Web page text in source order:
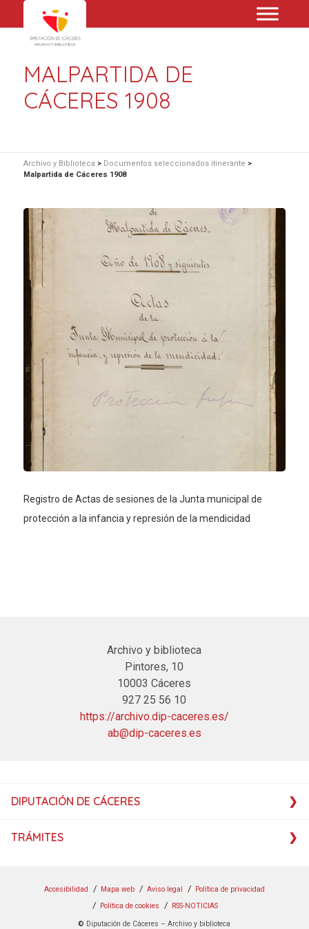
MALPARTIDA DE
CÁCERES 1908
Archivo y Biblioteca > Documentos seleccionados itinerante >
Malpartida de Cáceres 1908
Registro de Actas de sesiones de la Junta municipal de
protección a la infancia y represión de la mendicidad
Archivo y biblioteca
Pintores, 10
10003 Cáceres
927 25 56 10
https://archivo.dip-caceres.es/
ab@dip-caceres.es
DIPUTACIÓN DE CÁCERES
TRÁMITES
Accesibilidad Mapa web Aviso legal
Política de privacidad
Política de cookies
RSS-NOTICIAS
© Diputación de Cáceres – Archivo y biblioteca